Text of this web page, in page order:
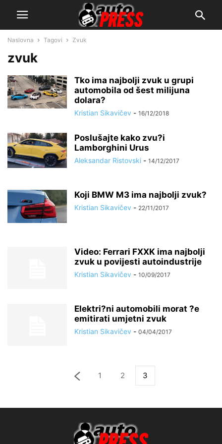
Naslovna Tagovi Zvuk
zvuk
Tko ima najbolji zvuk u grupi
automobila od šest milijuna
dolara?
Kristian Sikavičev - 16/12/2018
Poslušajte kako zvu?i
Lamborghini Urus
Aleksandar Ristovski - 14/12/2017
Koji BMW M3 ima najbolji zvuk?
Kristian Sikavičev - 22/11/2017
Video: Ferrari FXXK ima najbolji
zvuk u povijesti autoindustrije
Kristian Sikavičev - 10/09/2017
Elektri?ni automobili morat ?e
emitirati umjetni zvuk
Kristian Sikavičev - 04/04/2017
1 2 3